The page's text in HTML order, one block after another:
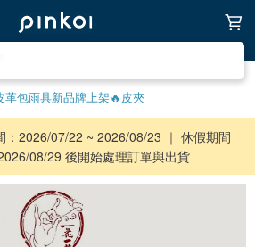
革包雨具新品牌上架🔥皮夾
：2026/07/22 ~ 2026/08/23 ｜ 休假期間
08/29 後開始處理訂單與出貨